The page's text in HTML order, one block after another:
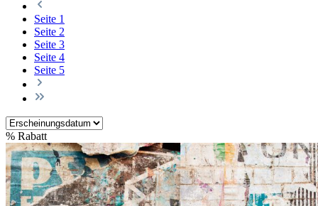
Seite 1
Seite 2
Seite 3
Seite 4
Seite 5
% Rabatt